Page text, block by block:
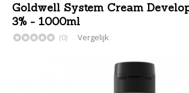
Goldwell System Cream
3% - 1000ml
(0) Vergelijk